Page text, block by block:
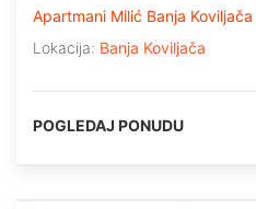
Apartmani Milić Banja Koviljača
Lokacija: Banja Koviljača
POGLEDAJ PONUDU